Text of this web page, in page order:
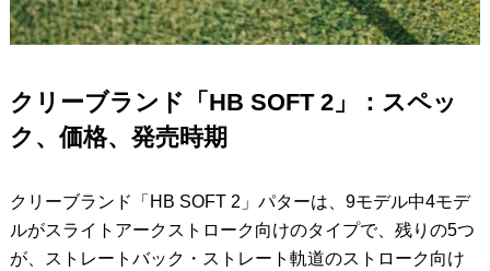
クリーブランド「HB SOFT 2」：スペッ
ク、価格、発売時期
クリーブランド「HB SOFT 2」パターは、9モデル中4モデ
ルがスライトアークストローク向けのタイプで、残りの5つ
が、ストレートバック・ストレート軌道のストローク向け